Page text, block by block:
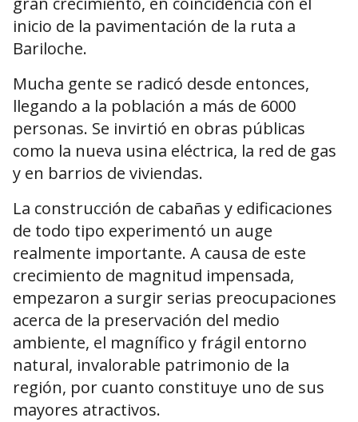
inicio de la pavimentación de la ruta a
Bariloche.
Mucha gente se radicó desde entonces,
llegando a la población a más de 6000
personas. Se invirtió en obras públicas
como la nueva usina eléctrica, la red de gas
y en barrios de viviendas.
La construcción de cabañas y edificaciones
de todo tipo experimentó un auge
realmente importante. A causa de este
crecimiento de magnitud impensada,
empezaron a surgir serias preocupaciones
acerca de la preservación del medio
ambiente, el magnífico y frágil entorno
natural, invalorable patrimonio de la
región, por cuanto constituye uno de sus
mayores atractivos.